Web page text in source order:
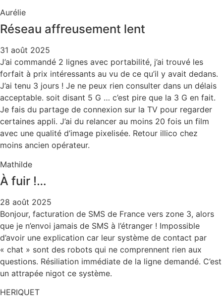
Aurélie
Réseau affreusement lent
31 août 2025
J’ai commandé 2 lignes avec portabilité, j’ai trouvé les
forfait à prix intéressants au vu de ce qu’il y avait dedans.
J’ai tenu 3 jours ! Je ne peux rien consulter dans un délais
acceptable. soit disant 5 G … c’est pire que la 3 G en fait.
Je fais du partage de connexion sur la TV pour regarder
certaines appli. J’ai du relancer au moins 20 fois un film
avec une qualité d’image pixelisée. Retour illico chez
moins ancien opérateur.
Mathilde
À fuir !…
28 août 2025
Bonjour, facturation de SMS de France vers zone 3, alors
que je n’envoi jamais de SMS à l’étranger ! Impossible
d’avoir une explication car leur système de contact par
« chat » sont des robots qui ne comprennent rien aux
questions. Résiliation immédiate de la ligne demandé. C’est
un attrapée nigot ce système.
HERIQUET